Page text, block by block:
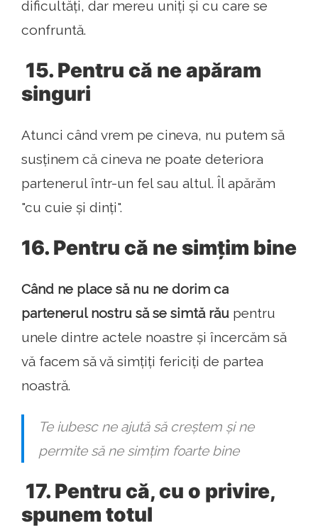
dificultăți, dar mereu uniți și cu care se
confruntă.
15. Pentru că ne apăram
singuri
Atunci când vrem pe cineva, nu putem să
susținem că cineva ne poate deteriora
partenerul într-un fel sau altul. Îl apărăm
"cu cuie și dinți".
16. Pentru că ne simțim bine
Când ne place să nu ne dorim ca
partenerul nostru să se simtă rău pentru
unele dintre actele noastre și încercăm să
vă facem să vă simțiți fericiți de partea
noastră.
Te iubesc ne ajută să creștem și ne
permite să ne simțim foarte bine
17. Pentru că, cu o privire,
spunem totul